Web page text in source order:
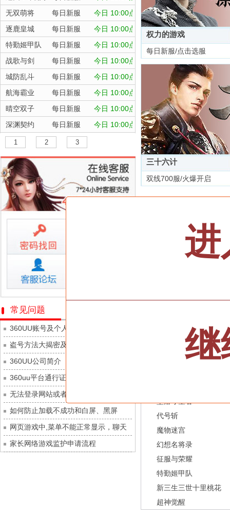
无双萌将
每日新服
今日 10:00点
逐鹿皇城
每日新服
今日 10:00点
特勤姬甲队
每日新服
今日 10:00点
战歌与剑
每日新服
今日 10:00点
城防乱斗
每日新服
今日 10:00点
航海霸业
每日新服
今日 10:00点
晴空双子
每日新服
今日 10:00点
深渊契约
每日新服
今日 10:00点
坠落守望者
每日新服
正中靶心
每日新服
今日 10:00点
神兵奇迹
今日 10:00点
微乐捕鱼千炮版每日新服
今日 10:00点
帕瓦勇者传说
每日新服
群英风华录
每日新服
小小仙王
少年名将
每日新服
寻龙英雄
魔物迷宫
每日新服
城防三国志
每日新服
今日 10:00点
九梦仙域
豌豆大作战
每日新服
灵魂序章
每日新服
冒险守护
每日新服
绝地苍穹
每日新服
代号斩
每日新服
异星战舰
每日新服
今日 10:00点
云上契约
每日新服
今日 10:00点
梦幻回响
每日新服
今日 10:00点
1 2 3
常见问题
360UU账号及个人资料游戏数据安全
盗号方法大揭密及防范措施？
360UU公司简介
360uu平台通行证用户服务协议和相关
的条款和条件
无法登录网站或者看不到游戏列表的解
决方法
如何防止加载不成功和白屏、黑屏
网页游戏中,菜单不能正常显示，聊天
及其它功能不能正常使用的解决办法
家长网络游戏监护申请流程
权力的游戏
每日新服/点击选服
三十六计
双线700服/火爆开启
仙侠
ABC DEF
天尊传奇
忍术大作战-山海封神
黎明召唤
龙之战歌
坠落守望者
代号斩
魔物迷宫
幻想名将录
征服与荣耀
特勤姬甲队
新三生三世十里桃花
超神觉醒
进
继